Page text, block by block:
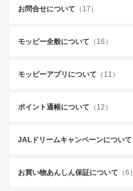
お問合せについて （17）
モッピー全般について （16）
モッピーアプリについて （11）
ポイント通帳について （12）
JALドリームキャンペーンについて
お買い物あんしん保証について （6）